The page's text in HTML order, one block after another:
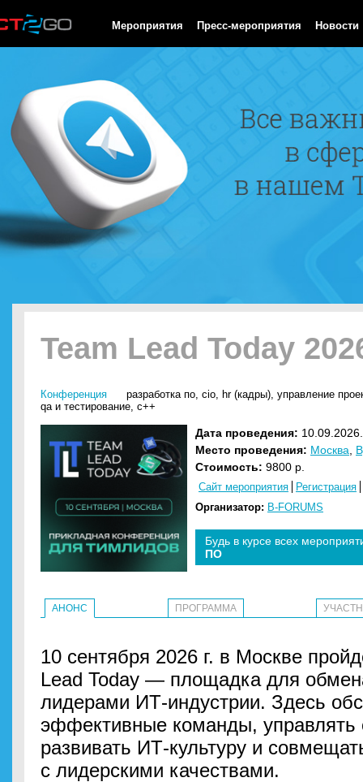
Мероприятия Пресс-мероприятия Новости
Team Lead Today
Конференция разработка по, cio, hr (кадры), управление
qa и тестирование, c++
Дата проведения:
Место проведения: Москва
Стоимость: 9800 р.
Сайт мероприятия
Регистрация
Организатор: B-FORUMS
Будь в курсе всех
ПО
АНОНС ПРОГРАММА
10 сентября 2026 г. в Москве
Lead Today — площадка для
лидерами ИТ-индустрии. Здесь
эффективные команды,
развивать ИТ-культуру и
с лидерскими качествами.